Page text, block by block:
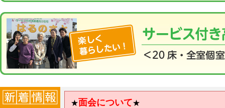
★面会について★